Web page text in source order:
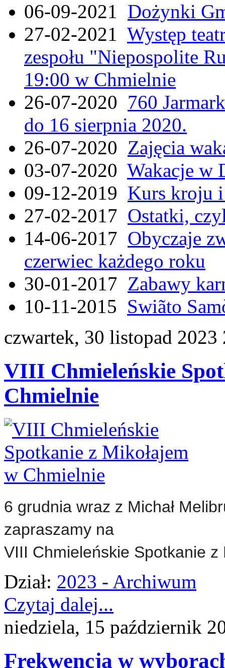
06-09-2021 Dożynki
27-02-2021 Występ
zespołu "Niepospolite
19:00 w Chmielnie
26-07-2020 760
do 16 sierpnia 2020.
26-07-2020 Zajęcia
03-07-2020 Wakacje w
09-12-2019 Kurs kroju i
27-02-2017 Ostatki,
14-06-2017 Obyczaje
czerwiec każdego roku
30-01-2017 Zabawy
10-11-2015 Swiãto
czwartek, 30 listopad 2023
VIII Chmieleńskie
Chmielnie
6 grudnia wraz z Michał
zapraszamy na
VIII Chmieleńskie Spotkanie z
Dział: 2023 - Archiwum
Czytaj dalej...
niedziela, 15 październik
Frekwencja w